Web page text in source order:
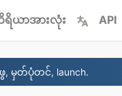
ယာအားလုံး API
မှတ်ပုံတင်, launch.